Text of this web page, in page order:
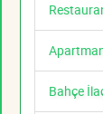
Bahçe